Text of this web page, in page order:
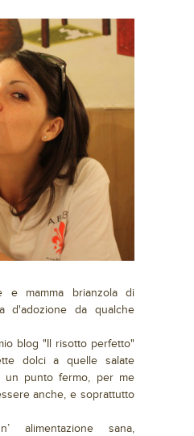
e mamma brianzola di
d'adozione da qualche
blog "Il risotto perfetto"
dolci a quelle salate
un punto fermo, per me
anche, e soprattutto
alimentazione sana,